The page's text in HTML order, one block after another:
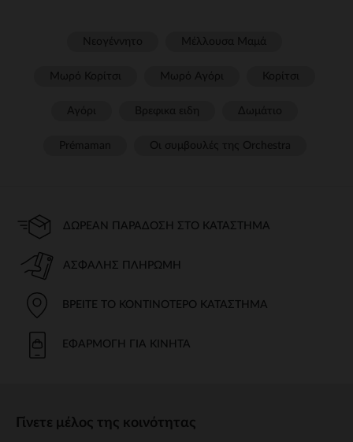
ΔΩΡΕΆΝ ΠΑΡΆΔΟΣΗ ΣΤΟ ΚΑΤΆΣΤΗΜΑ
ΑΣΦΑΛΉΣ ΠΛΗΡΩΜΉ
ΒΡΕΊΤΕ ΤΟ ΚΟΝΤΙΝΌΤΕΡΟ ΚΑΤΆΣΤΗΜΑ
ΕΦΑΡΜΟΓΉ ΓΙΑ ΚΙΝΗΤΆ
Γίνετε μέλος της κοινότητας